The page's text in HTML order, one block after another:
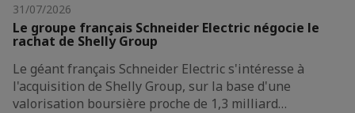
31/07/2026
Le groupe français Schneider Electric négocie le
rachat de Shelly Group
Le géant français Schneider Electric s'intéresse à
l'acquisition de Shelly Group, sur la base d'une
valorisation boursière proche de 1,3 milliard…